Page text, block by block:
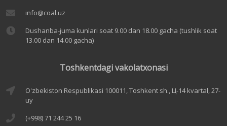
info@coal.uz
Dushanba-juma kunlari soat 9.00 dan 18.00 gacha (tushlik soat
13.00 dan 14.00 gacha)
Toshkentdagi vakolatxonasi
O'zbekiston Respublikasi 100011, Toshkent sh., Ц-14 kvartal, 27-
uy
(+998) 71 244 25 16